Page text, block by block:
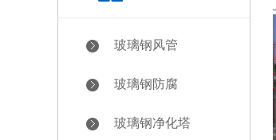
玻璃钢风管
玻璃钢防腐
玻璃钢净化塔